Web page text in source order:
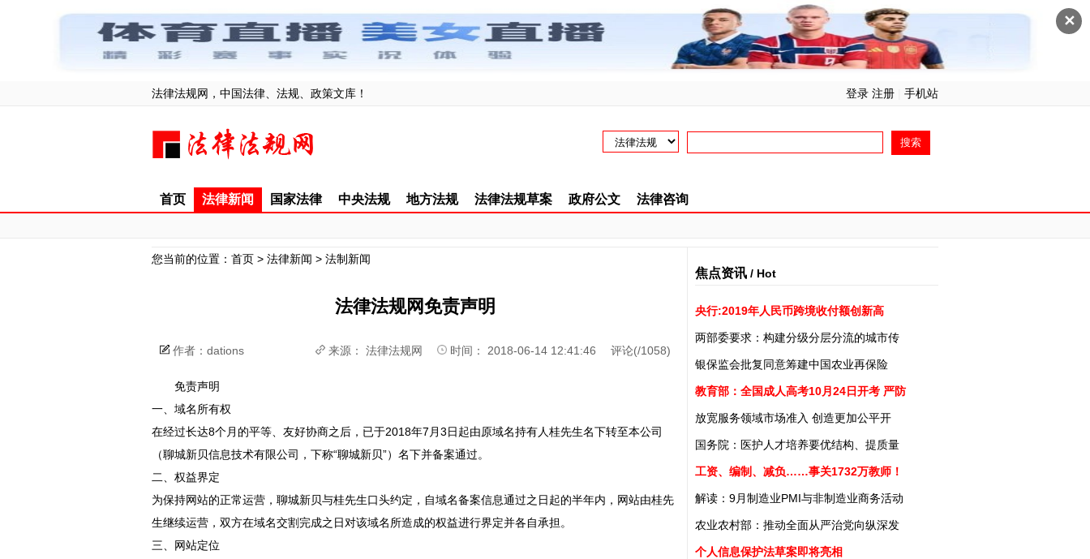
✕
法律法规网，中国法律、法规、政策文库！ 登录 注册 手机站
首页 法律新闻 国家法律 中央法规 地方法规 法律法规草案 政府公文 法律咨询
您当前的位置： 首页 > 法律新闻 > 法制新闻
法律法规网免责声明
作者：dations 来源： 法律法规网 时间： 2018-06-14 12:41:46 评论(/1058)
免责声明
一、域名所有权
在经过长达8个月的平等、友好协商之后，已于2018年7月3日起由原域名持有人桂先生名下转至本公司
（聊城新贝信息技术有限公司，下称“聊城新贝”）名下并备案通过。
二、权益界定
为保持网站的正常运营，聊城新贝与桂先生口头约定，自域名备案信息通过之日起的半年内，网站由桂先
生继续运营，双方在域名交割完成之日对该域名所造成的权益进行界定并各自承担。
三、网站定位
焦点资讯 / Hot
央行:2019年人民币跨境收付额创新高
两部委要求：构建分级分层分流的城市传
银保监会批复同意筹建中国农业再保险
教育部：全国成人高考10月24日开考 严防
放宽服务领域市场准入 创造更加公平开
国务院：医护人才培养要优结构、提质量
工资、编制、减负……事关1732万教师！
解读：9月制造业PMI与非制造业商务活动
农业农村部：推动全面从严治党向纵深发
个人信息保护法草案即将亮相